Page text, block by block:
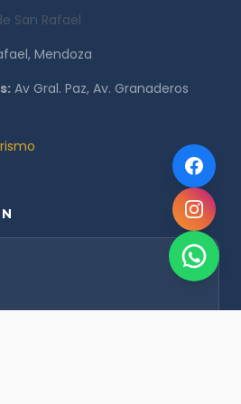
San Rafael
Mendoza
Av Gral. Paz, Av. Granaderos